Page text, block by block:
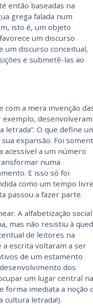
então baseadas na
grega falada num
isto é, um objeto
um discurso
um discurso conceitual,
e submetê-las ao
com a mera invenção
desenvolveram
letrada”. O que define
expansão. Foi
acessível a um número
numa
E isso só foi
como um tempo livre
passou a fazer parte.
A alfabetização social
mas não resistiu à
de leitores na
a escrita voltaram a ser
de um estamento
dos
um lugar central na
imediata a noção
cultura letrada!).